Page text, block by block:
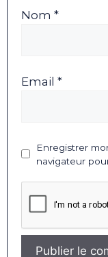
Nom *
Email *
Enregistrer
navigateur